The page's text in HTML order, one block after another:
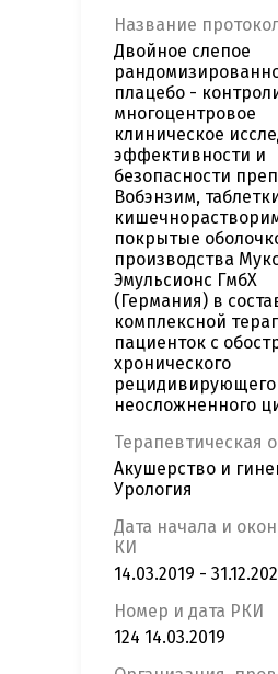
Название
Двойное слепое
плацебо -
многоцентровое
клиническое
эффективности и
безопасности
Вобэнзим,
покрытые
производства
Эмульсионс ГмбХ
(Германия) в
комплексной
пациенток с
хронического
рецидивирующего
неосложненного
Терапевтическая
Акушерство и
Урология
Дата начала и
КИ
14.03.2019 -
Номер и дата РКИ
124 14.03.2019